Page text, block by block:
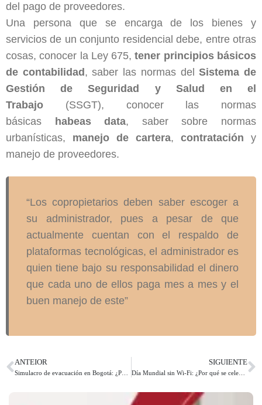
del pago de proveedores.
Una persona que se encarga de los bienes y
servicios de un conjunto residencial debe, entre otras
cosas, conocer la Ley 675,tener principios básicos
de contabilidad , saber las normas delSistema de
Gestión de Seguridad y Salud en el
Trabajo (SSGT), conocer las normas
básicas habeas data, saber sobre normas
urbanísticas, manejo de cartera, contratación y
manejo de proveedores.
“Los copropietarios deben saber escoger a
su administrador, pues a pesar de que
actualmente cuentan con el respaldo de
plataformas tecnológicas, el administrador es
quien tiene bajo su responsabilidad el dinero
que cada uno de ellos paga mes a mes y el
buen manejo de este”
ANTEIOR SIGUIENTE
Día Mundial sin Wi-Fi: ¿Por qué se celebra el 8 de noviembre?